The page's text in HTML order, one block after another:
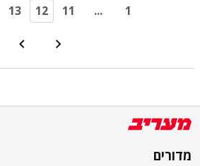
13 12 11 ... 1
מדורים